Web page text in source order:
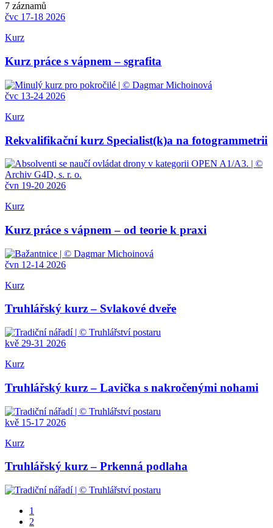
7 záznamů
čvc 17-18 2026
Kurz
Kurz práce s vápnem – sgrafita
čvc 13-24 2026
Kurz
Rekvalifikační kurz Specialist(k)a na fotogrammetrii
čvn 19-20 2026
Kurz
Kurz práce s vápnem – od teorie k praxi
čvn 12-14 2026
Kurz
Truhlářský kurz – Svlakové dveře
kvě 29-31 2026
Kurz
Truhlářský kurz – Lavička s nakročenými nohami
kvě 15-17 2026
Kurz
Truhlářský kurz – Prkenná podlaha
1
2